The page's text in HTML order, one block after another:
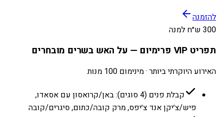
להזמנה
300 ש״ח למנה
תפריט VIP פרימיום — על האש בשרים מובחרים
האירוע היוקרתי ביותר · מינימום 100 מנות
קבלת פנים (4 סוגים): באן/קרואסון עם אסאדו,
פיש/צ׳יקן אנד צ׳יפס, מרק קובה/כתום, סיגרים/קובה